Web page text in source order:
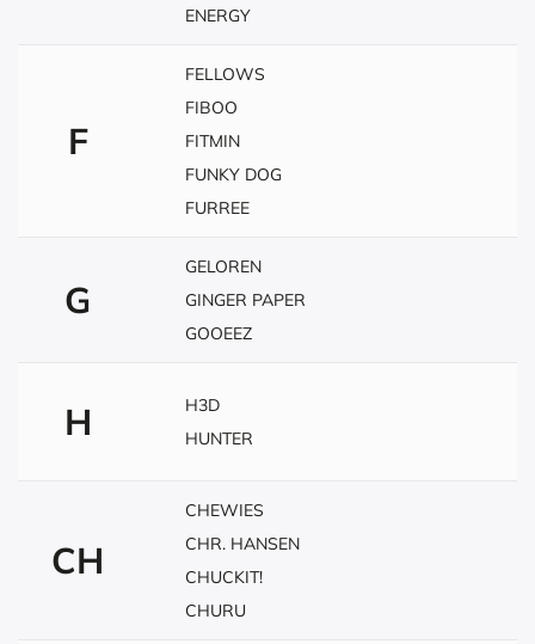
ENERGY
F
FELLOWS
FIBOO
FITMIN
FUNKY DOG
FURREE
G
GELOREN
GINGER PAPER
GOOEEZ
H
H3D
HUNTER
CH
CHEWIES
CHR. HANSEN
CHUCKIT!
CHURU